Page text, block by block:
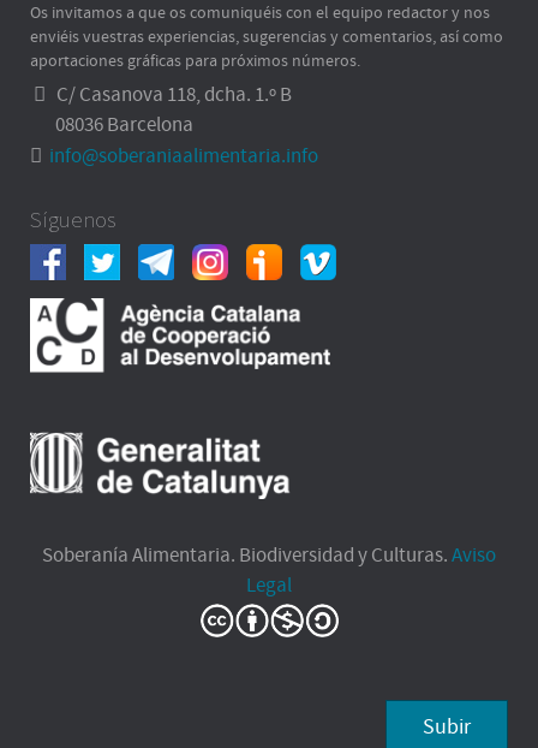
Os invitamos a que os comuniquéis con el equipo redactor y nos
enviéis vuestras experiencias, sugerencias y comentarios, así como
aportaciones gráficas para próximos números.
C/ Casanova 118, dcha. 1.º B
08036 Barcelona
info@soberaniaalimentaria.info
Síguenos
Soberanía Alimentaria. Biodiversidad y Culturas.Aviso
Legal
Subir